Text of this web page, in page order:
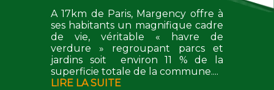
Madame CARDOT Jackie
Réflexologue Plantaire
Madame MANZANO
Secrétariat Médical
A 17km de Paris, Margency offre à
ses habitants un magnifique cadre
de vie, véritable « havre de
verdure » regroupant parcs et
jardins soit environ 11 % de la
superficie totale de la commune....
LIRE LA SUITE